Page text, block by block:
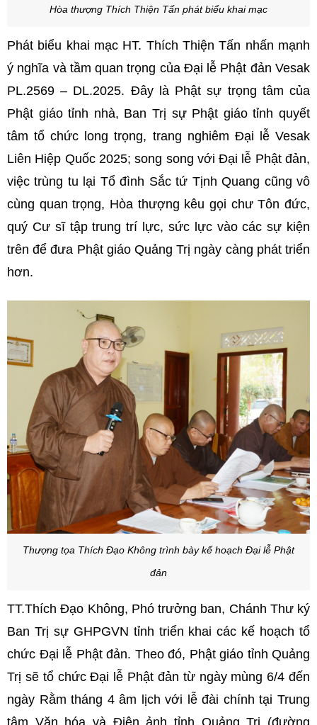
Hòa thượng Thích Thiện Tấn phát biểu khai mạc
Phát biểu khai mạc HT. Thích Thiện Tấn nhấn mạnh
ý nghĩa và tầm quan trọng của Đại lễ Phật đản Vesak
PL.2569 – DL.2025. Đây là Phật sự trọng tâm của
Phật giáo tỉnh nhà, Ban Trị sự Phật giáo tỉnh quyết
tâm tổ chức long trọng, trang nghiêm Đại lễ Vesak
Liên Hiệp Quốc 2025; song song với Đại lễ Phật đản,
việc trùng tu lại Tổ đình Sắc tứ Tịnh Quang cũng vô
cùng quan trọng, Hòa thượng kêu gọi chư Tôn đức,
quý Cư sĩ tập trung trí lực, sức lực vào các sự kiện
trên để đưa Phật giáo Quảng Trị ngày càng phát triển
hơn.
Thượng tọa Thích Đạo Không trình bày kế hoạch Đại lễ Phật
đản
TT.Thích Đạo Không, Phó trưởng ban, Chánh Thư ký
Ban Trị sự GHPGVN tỉnh triển khai các kế hoạch tổ
chức Đại lễ Phật đản. Theo đó, Phật giáo tỉnh Quảng
Trị sẽ tổ chức Đại lễ Phật đản từ ngày mùng 6/4 đến
ngày Rằm tháng 4 âm lịch với lễ đài chính tại Trung
tâm Văn hóa và Điện ảnh tỉnh Quảng Trị (đường